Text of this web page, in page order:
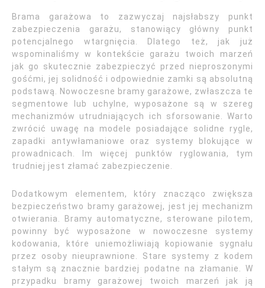
Brama garażowa to zazwyczaj najsłabszy punkt
zabezpieczenia garażu, stanowiący główny punkt
potencjalnego wtargnięcia. Dlatego też, jak już
wspominaliśmy w kontekście garażu twoich marzeń
jak go skutecznie zabezpieczyć przed nieproszonymi
gośćmi, jej solidność i odpowiednie zamki są absolutną
podstawą. Nowoczesne bramy garażowe, zwłaszcza te
segmentowe lub uchylne, wyposażone są w szereg
mechanizmów utrudniających ich sforsowanie. Warto
zwrócić uwagę na modele posiadające solidne rygle,
zapadki antywłamaniowe oraz systemy blokujące w
prowadnicach. Im więcej punktów ryglowania, tym
trudniej jest złamać zabezpieczenie.
Dodatkowym elementem, który znacząco zwiększa
bezpieczeństwo bramy garażowej, jest jej mechanizm
otwierania. Bramy automatyczne, sterowane pilotem,
powinny być wyposażone w nowoczesne systemy
kodowania, które uniemożliwiają kopiowanie sygnału
przez osoby nieuprawnione. Stare systemy z kodem
stałym są znacznie bardziej podatne na złamanie. W
przypadku bramy garażowej twoich marzeń jak ją